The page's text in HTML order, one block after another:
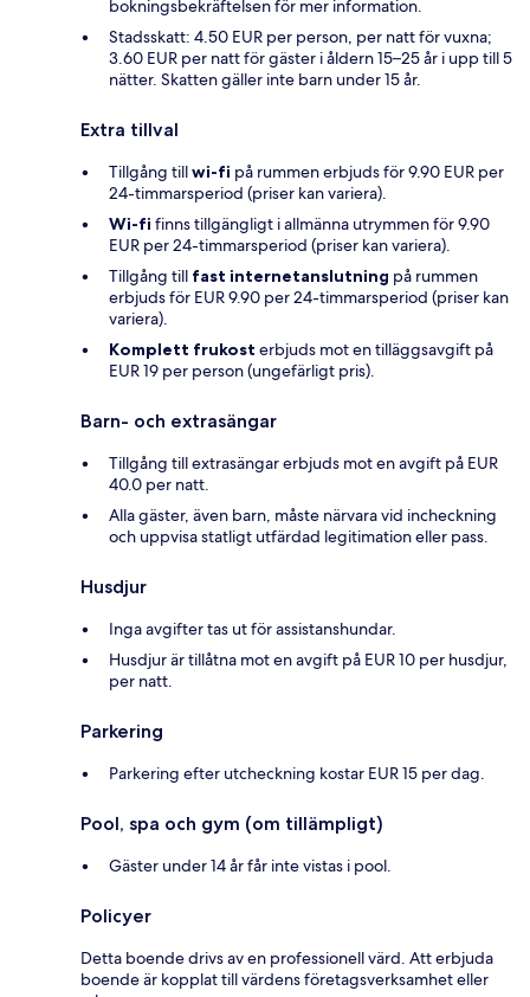
bokningsbekräftelsen för mer information.
Stadsskatt: 4.50 EUR per person, per natt för vuxna;
3.60 EUR per natt för gäster i åldern 15–25 år i upp till 5
nätter. Skatten gäller inte barn under 15 år.
Extra tillval
Tillgång tillwi-fi på rummen erbjuds för 9.90 EUR per
24-timmarsperiod (priser kan variera).
Wi-fi finns tillgängligt i allmänna utrymmen för 9.90
EUR per 24-timmarsperiod (priser kan variera).
Tillgång till fast internetanslutning på rummen
erbjuds för EUR 9.90 per 24-timmarsperiod (priser kan
variera).
Komplett frukost erbjuds mot en tilläggsavgift på
EUR 19 per person (ungefärligt pris).
Barn- och extrasängar
Tillgång till extrasängar erbjuds mot en avgift på EUR
40.0 per natt.
Alla gäster, även barn, måste närvara vid incheckning
och uppvisa statligt utfärdad legitimation eller pass.
Husdjur
Inga avgifter tas ut för assistanshundar.
Husdjur är tillåtna mot en avgift på EUR 10 per husdjur,
per natt.
Parkering
Parkering efter utcheckning kostar EUR 15 per dag.
Pool, spa och gym (om tillämpligt)
Gäster under 14 år får inte vistas i pool.
Policyer
Detta boende drivs av en professionell värd. Att erbjuda
boende är kopplat till värdens företagsverksamhet eller